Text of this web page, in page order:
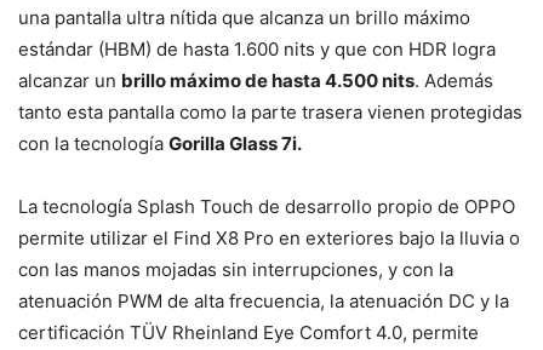
una pantalla ultra nítida que alcanza un brillo máximo
estándar (HBM) de hasta 1.600 nits y que con HDR logra
alcanzar un brillo máximo de hasta 4.500 nits. Además
tanto esta pantalla como la parte trasera vienen protegidas
con la tecnología Gorilla Glass 7i.
La tecnología Splash Touch de desarrollo propio de OPPO
permite utilizar el Find X8 Pro en exteriores bajo la lluvia o
con las manos mojadas sin interrupciones, y con la
atenuación PWM de alta frecuencia, la atenuación DC y la
certificación TÜV Rheinland Eye Comfort 4.0, permite